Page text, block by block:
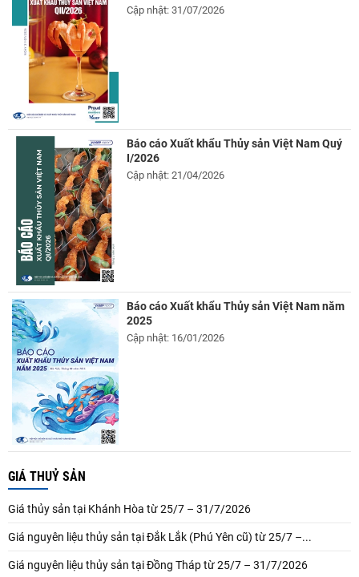
Cập nhật: 31/07/2026
Báo cáo Xuất khẩu Thủy sản Việt Nam Quý
I/2026
Cập nhật: 21/04/2026
Báo cáo Xuất khẩu Thủy sản Việt Nam năm
2025
Cập nhật: 16/01/2026
GIÁ THUỶ SẢN
Giá thủy sản tại Khánh Hòa từ 25/7 – 31/7/2026
Giá nguyên liệu thủy sản tại Đắk Lắk (Phú Yên cũ) từ 25/7 –...
Giá nguyên liệu thủy sản tại Đồng Tháp từ 25/7 – 31/7/2026